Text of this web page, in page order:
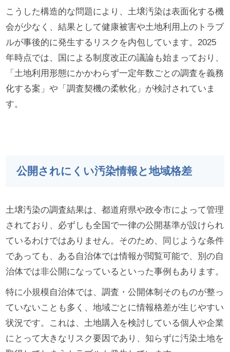
こうした構造的な問題により、土壌汚染は表面化する機
会が少なく、結果として健康被害や土地利用上のトラブ
ルが事後的に発生するリスクを内包しています。2025
年時点では、国による制度改正の議論も始まっており、
「土地利用形態にかかわらず一定年数ごとの調査を義務
化する案」や「調査契機の柔軟化」が検討されていま
す。
公開されにくい汚染情報と地域格差
土壌汚染の調査結果は、都道府県や政令市によって管理
されており、必ずしも全国で一律の公開基準が設けられ
ているわけではありません。そのため、同じような条件
であっても、ある自治体では情報が閲覧可能で、別の自
治体では非公開になっているといった事例もあります。
特に小規模自治体では、調査・公開体制そのものが整っ
ていないことも多く、地域ごとに情報格差が生じやすい
状況です。これは、土地購入を検討している個人や企業
にとって大きなリスク要因であり、知らずに汚染土地を